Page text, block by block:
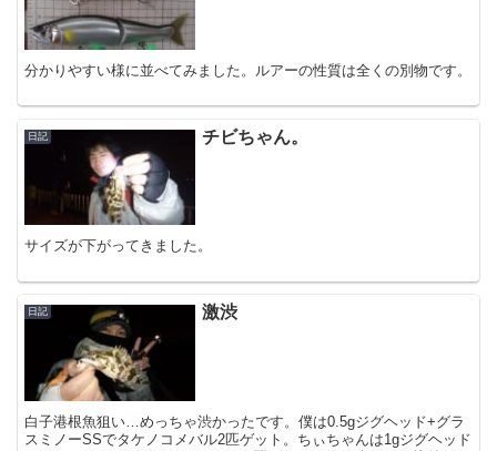
分かりやすい様に並べてみました。ルアーの性質は全くの別物です。
日記 チビちゃん。
サイズが下がってきました。
日記 激渋
白子港根魚狙い…めっちゃ渋かったです。僕は0.5gジグヘッド+グラ
スミノーSSでタケノコメバル2匹ゲット。ちぃちゃんは1gジグヘッド